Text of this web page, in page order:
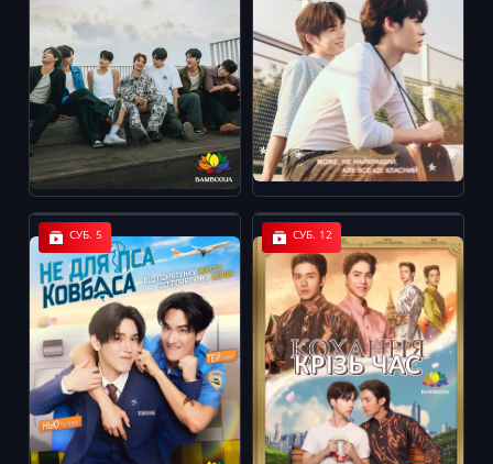
СУБ. 5 СУБ. 12